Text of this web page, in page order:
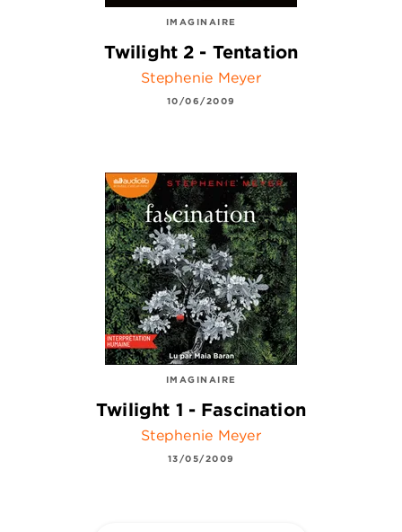
IMAGINAIRE
Twilight 2 - Tentation
Stephenie Meyer
10/06/2009
IMAGINAIRE
Twilight 1 - Fascination
Stephenie Meyer
13/05/2009